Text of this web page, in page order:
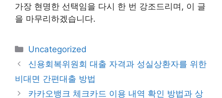
가장 현명한 선택임을 다시 한 번 강조드리며, 이 글
을 마무리하겠습니다.
카
테
리
Uncategorized
신용회복위원회 대출 자격과 성실상환자를 위한
비대면 간편대출 방법
카카오뱅크 체크카드 이용 내역 확인 방법과 상